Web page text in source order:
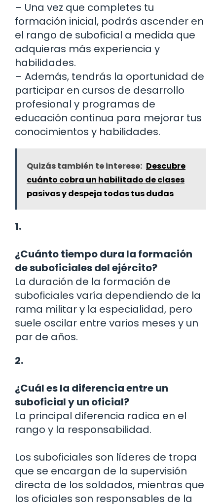
– Una vez que completes tu
formación inicial, podrás ascender en
el rango de suboficial a medida que
adquieras más experiencia y
habilidades.
– Además, tendrás la oportunidad de
participar en cursos de desarrollo
profesional y programas de
educación continua para mejorar tus
conocimientos y habilidades.
Quizás también te interese: Descubre
cuánto cobra un habilitado de clases
pasivas y despeja todas tus dudas
1.
¿Cuánto tiempo dura la formación
de suboficiales del ejército?
La duración de la formación de
suboficiales varía dependiendo de la
rama militar y la especialidad, pero
suele oscilar entre varios meses y un
par de años.
2.
¿Cuál es la diferencia entre un
suboficial y un oficial?
La principal diferencia radica en el
rango y la responsabilidad.
Los suboficiales son líderes de tropa
que se encargan de la supervisión
directa de los soldados, mientras que
los oficiales son responsables de la